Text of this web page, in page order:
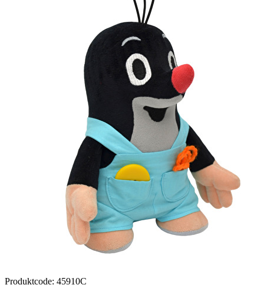
Produktcode: 45910C